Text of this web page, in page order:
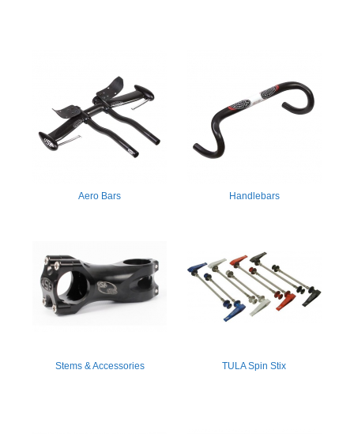
Aero Bars Handlebars
Stems & Accessories TULA Spin Stix